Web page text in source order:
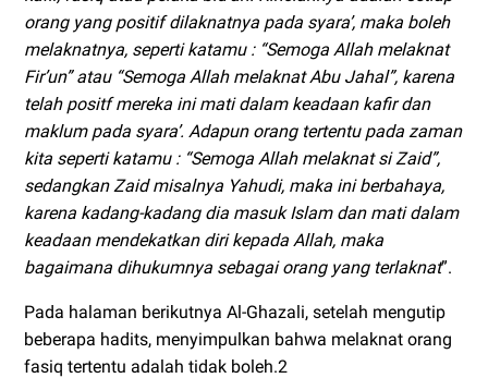
orang yang positif dilaknatnya pada syara’, maka boleh
melaknatnya, seperti katamu : “Semoga Allah melaknat
Fir’un” atau “Semoga Allah melaknat Abu Jahal”, karena
telah positf mereka ini mati dalam keadaan kafir dan
maklum pada syara’. Adapun orang tertentu pada zaman
kita seperti katamu : “Semoga Allah melaknat si Zaid”,
sedangkan Zaid misalnya Yahudi, maka ini berbahaya,
karena kadang-kadang dia masuk Islam dan mati dalam
keadaan mendekatkan diri kepada Allah, maka
bagaimana dihukumnya sebagai orang yang terlaknat”.
Pada halaman berikutnya Al-Ghazali, setelah mengutip
beberapa hadits, menyimpulkan bahwa melaknat orang
fasiq tertentu adalah tidak boleh.2